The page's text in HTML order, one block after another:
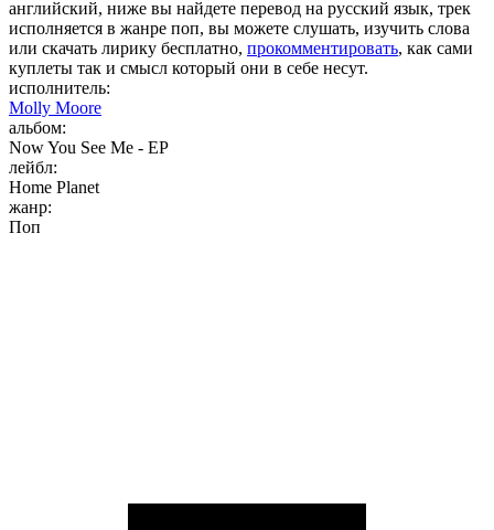
английский, ниже вы найдете перевод на русский язык, трек
исполняется в жанре поп, вы можете слушать, изучить слова
или скачать лирику бесплатно, прокомментировать, как сами
куплеты так и смысл который они в себе несут.
исполнитель:
Molly Moore
альбом:
Now You See Me - EP
лейбл:
Home Planet
жанр:
Поп